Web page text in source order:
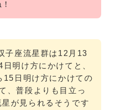
子座流星群は12月13
日明け方にかけてと、
15日明け方にかけての
、普段よりも目立っ
が見られるそうです